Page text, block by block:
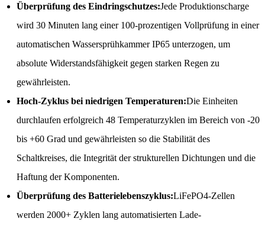
Überprüfung des Eindringschutzes:Jede Produktionscharge
wird 30 Minuten lang einer 100-prozentigen Vollprüfung in einer
automatischen Wassersprühkammer IP65 unterzogen, um
absolute Widerstandsfähigkeit gegen starken Regen zu
gewährleisten.
Hoch-Zyklus bei niedrigen Temperaturen:Die Einheiten
durchlaufen erfolgreich 48 Temperaturzyklen im Bereich von -20
bis +60 Grad und gewährleisten so die Stabilität des
Schaltkreises, die Integrität der strukturellen Dichtungen und die
Haftung der Komponenten.
Überprüfung des Batterielebenszyklus:LiFePO4-Zellen
werden 2000+ Zyklen lang automatisierten Lade-